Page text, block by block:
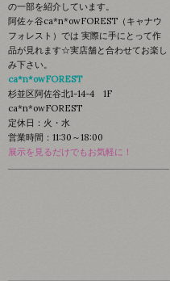
の一部を紹介しています。
阿佐ヶ谷ca*n*owFOREST（キャナウ
フォレスト）では 実際に手にとって作
品が見れます☆実店舗と合わせてお楽し
み下さい。
ca*n*owFOREST
杉並区阿佐谷北1-14-4 1F
ca*n*owFOREST
定休日：火・水
営業時間：11:30～18:00
展示を見るだけでもお気軽に！